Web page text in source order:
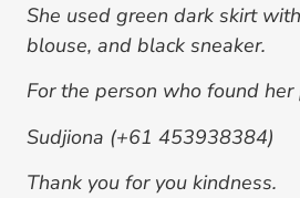
She used green dark skirt
blouse, and black sneaker.
For the person who found
Sudjiona (+61 453938384)
Thank you for you kindness.